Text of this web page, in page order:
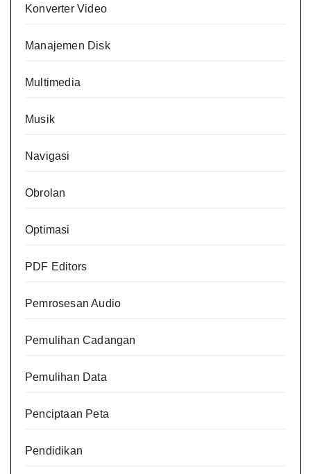
Konverter Video
Manajemen Disk
Multimedia
Musik
Navigasi
Obrolan
Optimasi
PDF Editors
Pemrosesan Audio
Pemulihan Cadangan
Pemulihan Data
Penciptaan Peta
Pendidikan